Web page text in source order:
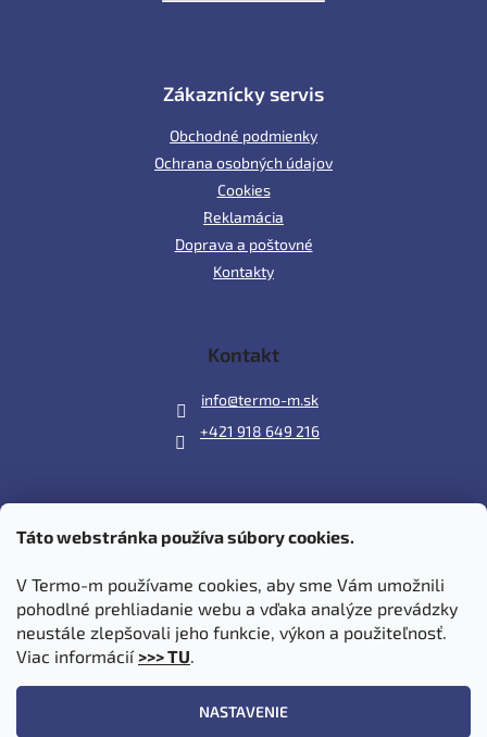
Táto webstránka používa súbory cookies.
V Termo-m používame cookies, aby sme Vám umožnili
pohodlné prehliadanie webu a vďaka analýze prevádzky
neustále zlepšovali jeho funkcie, výkon a použiteľnosť.
Viac informácií >>> TU.
NASTAVENIE
Zákaznícky servis
Obchodné podmienky
Ochrana osobných údajov
Cookies
Reklamácia
Doprava a poštovné
Kontakty
Kontakt
info@termo-m.sk
+421 918 649 216
Prijímame online platby